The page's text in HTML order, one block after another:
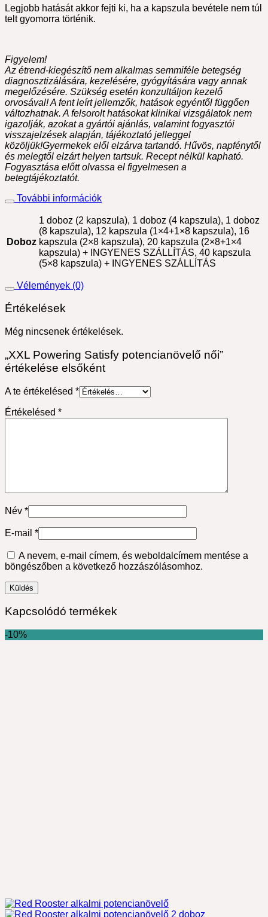
Legjobb hatását akkor fejti ki, ha a kapszula bevétele nem túl
telt gyomorra történik.
Figyelem!
Az étrend-kiegészítő nem alkalmas semmiféle betegség
diagnosztizálására, kezelésére, gyógyítására vagy annak
megelőzésére. Szükség esetén konzultáljon kezelő
orvosával! A fent leírt jellemzők, hatások egyéntől függően
változhatnak. A felsorolt hatásokat klinikai vizsgálatok nem
igazolják, azokat a gyártói ajánlás, valamint fogyasztói
visszajelzések alapján, tájékoztató jelleggel
közöljük!Gyermekek elől elzárva tartandó. Hűvös, napfénytől
és melegtől elzárt helyen tartsuk. Recept nélkül kapható.
Fogyasztása előtt olvassa el figyelmesen a
betegtájékoztatót.
További információk
Doboz
1 doboz (2 kapszula), 1 doboz (4 kapszula), 1 doboz
(8 kapszula), 12 kapszula (1×4+1×8 kapszula), 16
kapszula (2×8 kapszula), 20 kapszula (2×8+1×4
kapszula) + INGYENES SZÁLLÍTÁS, 40 kapszula
(5×8 kapszula) + INGYENES SZÁLLÍTÁS
Vélemények (0)
Értékelések
Még nincsenek értékelések.
„XXL Powering Satisfy potencianövelő női”
értékelése elsőként
A te értékelésed *
Értékelésed *
Név *
E-mail *
A nevem, e-mail címem, és weboldalcímem mentése a
böngészőben a következő hozzászólásomhoz.
Kapcsolódó termékek
-10%